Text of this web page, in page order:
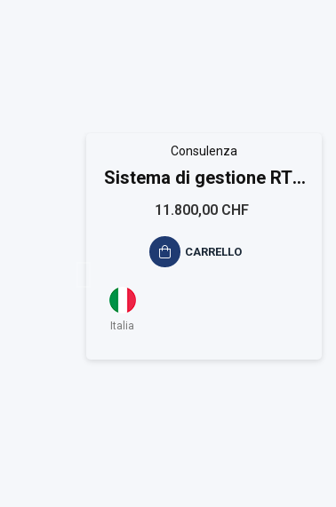
Consulenza
Sistema di gestione RTS
ISO 39001 Large
11.800,00 CHF
CARRELLO
Italia